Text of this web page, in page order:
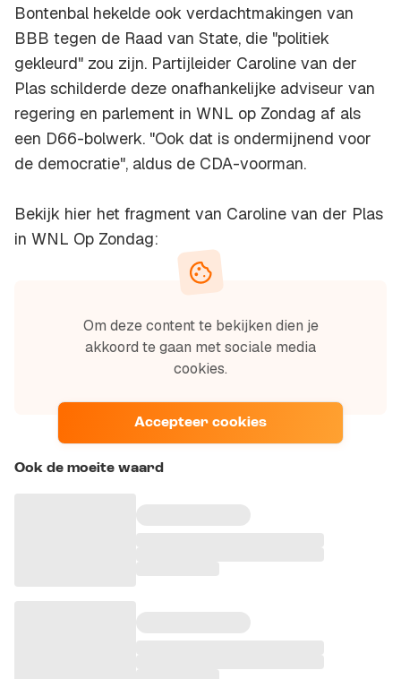
Bontenbal hekelde ook verdachtmakingen van
BBB tegen de Raad van State, die "politiek
gekleurd" zou zijn. Partijleider Caroline van der
Plas schilderde deze onafhankelijke adviseur van
regering en parlement in WNL op Zondag af als
een D66-bolwerk. "Ook dat is ondermijnend voor
de democratie", aldus de CDA-voorman.
Bekijk hier het fragment van Caroline van der Plas
in WNL Op Zondag:
Om deze content te bekijken dien je
akkoord te gaan met sociale media
cookies.
Accepteer cookies
Ook de moeite waard